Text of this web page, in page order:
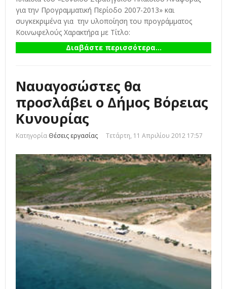
για την Προγραμματική Περίοδο 2007-2013» και
συγκεκριμένα για την υλοποίηση του προγράμματος
Κοινωφελούς Χαρακτήρα με Τίτλο:
Διαβάστε περισσότερα...
Ναυαγοσώστες θα
προσλάβει ο Δήμος Βόρειας
Κυνουρίας
Κατηγορία Θέσεις εργασίας Τετάρτη, 11 Απριλίου 2012 17:57